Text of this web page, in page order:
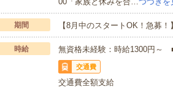
期間 【8月中のスタートOK！急募
時給 無資格未経験：時給1300円
交通費
交通費全額支給